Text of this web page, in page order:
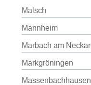
Malsch
Mannheim
Marbach am Neckar
Markgröningen
Massenbachhausen